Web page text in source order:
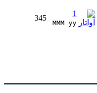
1
MMM yy
345